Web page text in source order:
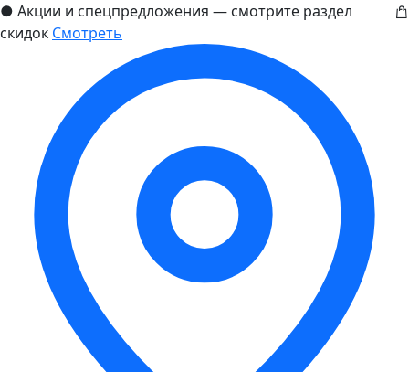
● Акции и спецпредложения — смотрите раздел
скидок Смотреть